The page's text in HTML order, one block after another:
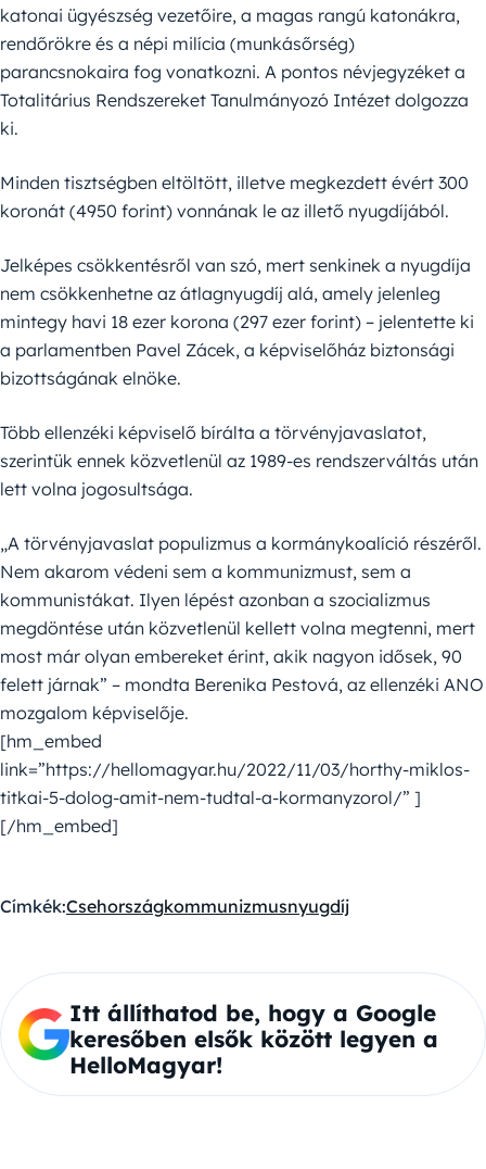
katonai ügyészség vezetőire, a magas rangú katonákra,
rendőrökre és a népi milícia (munkásőrség)
parancsnokaira fog vonatkozni. A pontos névjegyzéket a
Totalitárius Rendszereket Tanulmányozó Intézet dolgozza
ki.
Minden tisztségben eltöltött, illetve megkezdett évért 300
koronát (4950 forint) vonnának le az illető nyugdíjából.
Jelképes csökkentésről van szó, mert senkinek a nyugdíja
nem csökkenhetne az átlagnyugdíj alá, amely jelenleg
mintegy havi 18 ezer korona (297 ezer forint) – jelentette ki
a parlamentben Pavel Zácek, a képviselőház biztonsági
bizottságának elnöke.
Több ellenzéki képviselő bírálta a törvényjavaslatot,
szerintük ennek közvetlenül az 1989-es rendszerváltás után
lett volna jogosultsága.
„A törvényjavaslat populizmus a kormánykoalíció részéről.
Nem akarom védeni sem a kommunizmust, sem a
kommunistákat. Ilyen lépést azonban a szocializmus
megdöntése után közvetlenül kellett volna megtenni, mert
most már olyan embereket érint, akik nagyon idősek, 90
felett járnak” – mondta Berenika Pestová, az ellenzéki ANO
mozgalom képviselője.
[hm_embed
link=”https://hellomagyar.hu/2022/11/03/horthy-miklos-
titkai-5-dolog-amit-nem-tudtal-a-kormanyzorol/” ]
[/hm_embed]
Címkék:Csehországkommunizmusnyugdíj
Itt állíthatod be, hogy a Google
keresőben elsők között legyen a
HelloMagyar!